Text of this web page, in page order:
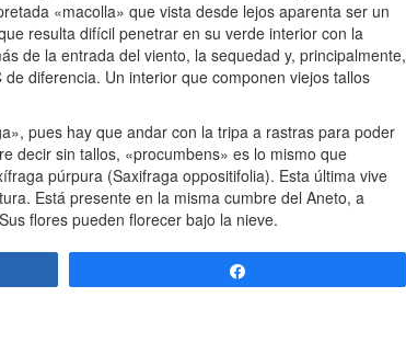
«macolla» que vista desde lejos aparenta ser un
resulta difícil penetrar en su verde interior con la
de la entrada del viento, la sequedad y, principalmente,
diferencia. Un interior que componen viejos tallos
pues hay que andar con la tripa a rastras para poder
decir sin tallos, «procumbens» es lo mismo que
púrpura (Saxifraga oppositifolia). Esta última vive
Está presente en la misma cumbre del Aneto, a
flores pueden florecer bajo la nieve.